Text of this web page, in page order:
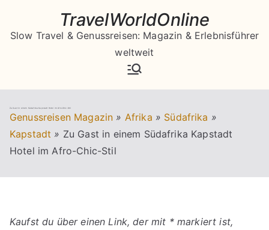
springen
TravelWorldOnline
Slow Travel & Genussreisen: Magazin & Erlebnisführer
weltweit
Zu Gast in einem Südafrika Kapstadt Hotel im Afro-Chic-Stil
Genussreisen Magazin » Afrika » Südafrika »
Kapstadt » Zu Gast in einem Südafrika Kapstadt
Hotel im Afro-Chic-Stil
Kaufst du über einen Link, der mit * markiert ist,